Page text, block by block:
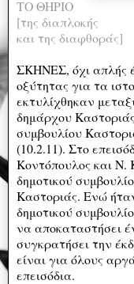
ΤΟ ΘΗΡΙΟ
[της διαπλοκής
και της διαφθοράς]
ΣΚΗΝΕΣ, όχι απλής
οξύτητας για τα
εκτυλίχθηκαν
δημάρχου
συμβουλίου
(10.2.11). Στο
Κοντόπουλος και Ν.
δημοτικού
Καστοριάς. Ενώ
δημοτικού
να αποκαταστήσει
συγκρατήσει την
είναι για όλους
επεισόδια.